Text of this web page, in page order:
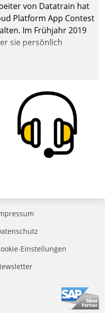
von Datatrain hat
Platform App Contest
Im Frühjahr 2019
sie persönlich
Einstellungen